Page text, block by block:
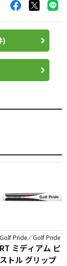
してはメーカ
ットマークが
時のグリップ
られますの
リマサイトで
次元の太さ
っちゃ良くな
を押せる!!でも
。
のような太
そう遠くはな
り上げられて
)
Golf Pride／Golf Pride
RT ミディアム ピ
ストル グリップ